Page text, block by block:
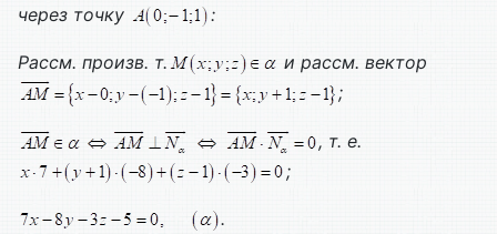
через точку
:
Рассм. произв. т.
и рассм. вектор
;
, т. е.
;
.